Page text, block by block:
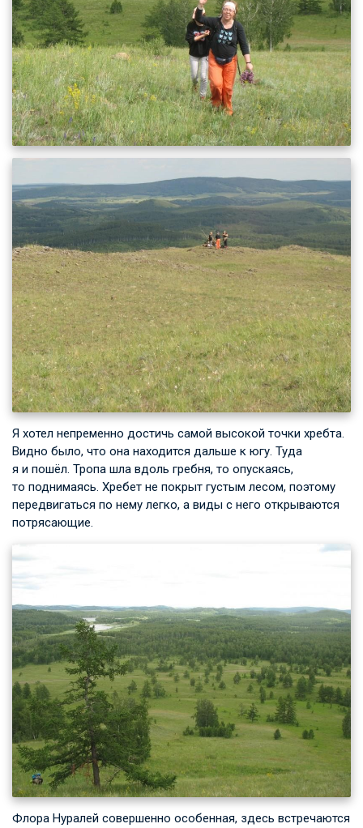
Я хотел непременно достичь самой высокой точки хребта.
Видно было, что она находится дальше к югу. Туда
я и пошёл. Тропа шла вдоль гребня, то опускаясь,
то поднимаясь. Хребет не покрыт густым лесом, поэтому
передвигаться по нему легко, а виды с него открываются
потрясающие.
Флора Нуралей совершенно особенная, здесь встречаются